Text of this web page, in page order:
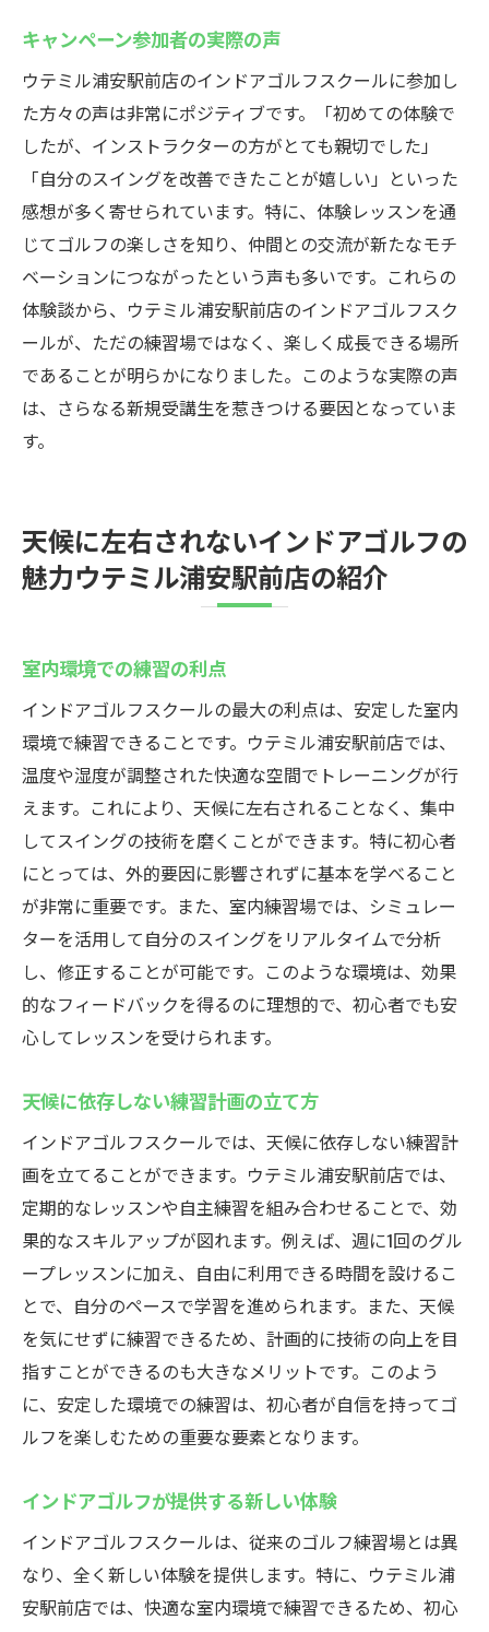
キャンペーン参加者の実際の声
ウテミル浦安駅前店のインドアゴルフスクールに参加し
た方々の声は非常にポジティブです。「初めての体験で
したが、インストラクターの方がとても親切でした」
「自分のスイングを改善できたことが嬉しい」といった
感想が多く寄せられています。特に、体験レッスンを通
じてゴルフの楽しさを知り、仲間との交流が新たなモチ
ベーションにつながったという声も多いです。これらの
体験談から、ウテミル浦安駅前店のインドアゴルフスク
ールが、ただの練習場ではなく、楽しく成長できる場所
であることが明らかになりました。このような実際の声
は、さらなる新規受講生を惹きつける要因となっていま
す。
天候に左右されないインドアゴルフの
魅力ウテミル浦安駅前店の紹介
室内環境での練習の利点
インドアゴルフスクールの最大の利点は、安定した室内
環境で練習できることです。ウテミル浦安駅前店では、
温度や湿度が調整された快適な空間でトレーニングが行
えます。これにより、天候に左右されることなく、集中
してスイングの技術を磨くことができます。特に初心者
にとっては、外的要因に影響されずに基本を学べること
が非常に重要です。また、室内練習場では、シミュレー
ターを活用して自分のスイングをリアルタイムで分析
し、修正することが可能です。このような環境は、効果
的なフィードバックを得るのに理想的で、初心者でも安
心してレッスンを受けられます。
天候に依存しない練習計画の立て方
インドアゴルフスクールでは、天候に依存しない練習計
画を立てることができます。ウテミル浦安駅前店では、
定期的なレッスンや自主練習を組み合わせることで、効
果的なスキルアップが図れます。例えば、週に1回のグル
ープレッスンに加え、自由に利用できる時間を設けるこ
とで、自分のペースで学習を進められます。また、天候
を気にせずに練習できるため、計画的に技術の向上を目
指すことができるのも大きなメリットです。このよう
に、安定した環境での練習は、初心者が自信を持ってゴ
ルフを楽しむための重要な要素となります。
インドアゴルフが提供する新しい体験
インドアゴルフスクールは、従来のゴルフ練習場とは異
なり、全く新しい体験を提供します。特に、ウテミル浦
安駅前店では、快適な室内環境で練習できるため、初心